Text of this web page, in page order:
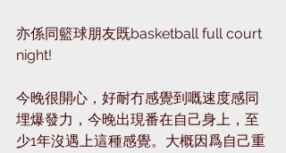
亦係同籃球朋友既basketball full court
night!
今晚很開心，好耐冇感覺到嘅速度感同
埋爆發力，今晚出現番在自己身上，至
少1年沒遇上這種感覺。大概因爲自己重